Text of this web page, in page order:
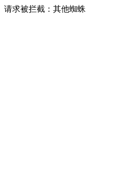
请求被拦截：其他蜘蛛